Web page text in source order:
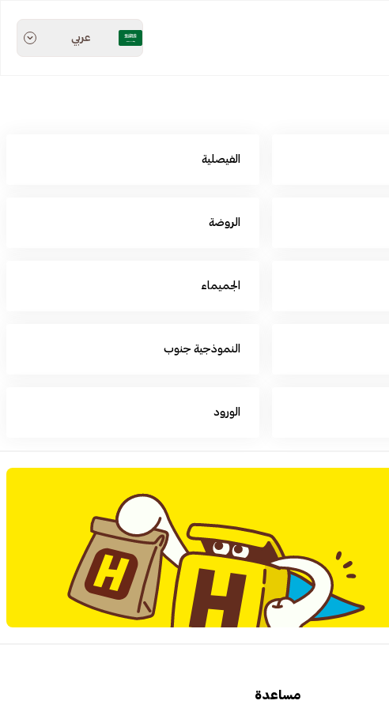
عربي
الفيصلية
الروضة
الجميماء
النموذجية جنوب
الورود
مساعدة